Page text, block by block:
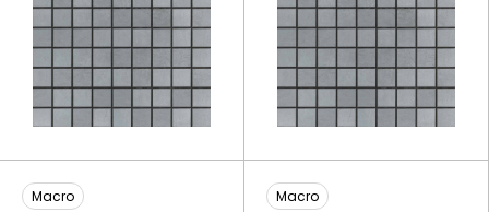
Macro Macro